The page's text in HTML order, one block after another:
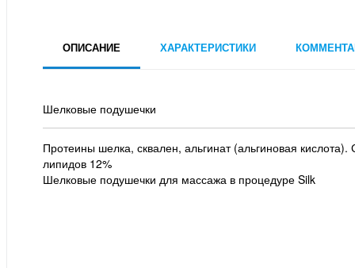
ОПИСАНИЕ ХАРАКТЕРИСТИКИ
Шелковые подушечки
Протеины шелка, сквален, альгинат (альгиновая
липидов 12%
Шелковые подушечки для массажа в процедуре Silk